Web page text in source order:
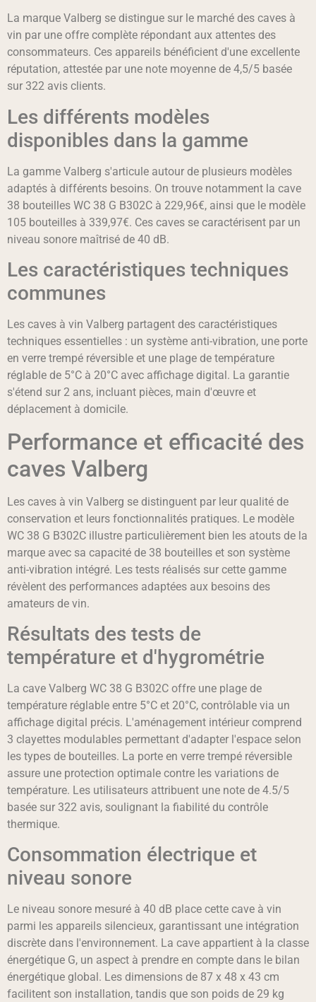
La marque Valberg se distingue sur le marché des caves à
vin par une offre complète répondant aux attentes des
consommateurs. Ces appareils bénéficient d'une excellente
réputation, attestée par une note moyenne de 4,5/5 basée
sur 322 avis clients.
Les différents modèles
disponibles dans la gamme
La gamme Valberg s'articule autour de plusieurs modèles
adaptés à différents besoins. On trouve notamment la cave
38 bouteilles WC 38 G B302C à 229,96€, ainsi que le modèle
105 bouteilles à 339,97€. Ces caves se caractérisent par un
niveau sonore maîtrisé de 40 dB.
Les caractéristiques techniques
communes
Les caves à vin Valberg partagent des caractéristiques
techniques essentielles : un système anti-vibration, une porte
en verre trempé réversible et une plage de température
réglable de 5°C à 20°C avec affichage digital. La garantie
s'étend sur 2 ans, incluant pièces, main d'œuvre et
déplacement à domicile.
Performance et efficacité des
caves Valberg
Les caves à vin Valberg se distinguent par leur qualité de
conservation et leurs fonctionnalités pratiques. Le modèle
WC 38 G B302C illustre particulièrement bien les atouts de la
marque avec sa capacité de 38 bouteilles et son système
anti-vibration intégré. Les tests réalisés sur cette gamme
révèlent des performances adaptées aux besoins des
amateurs de vin.
Résultats des tests de
température et d'hygrométrie
La cave Valberg WC 38 G B302C offre une plage de
température réglable entre 5°C et 20°C, contrôlable via un
affichage digital précis. L'aménagement intérieur comprend
3 clayettes modulables permettant d'adapter l'espace selon
les types de bouteilles. La porte en verre trempé réversible
assure une protection optimale contre les variations de
température. Les utilisateurs attribuent une note de 4.5/5
basée sur 322 avis, soulignant la fiabilité du contrôle
thermique.
Consommation électrique et
niveau sonore
Le niveau sonore mesuré à 40 dB place cette cave à vin
parmi les appareils silencieux, garantissant une intégration
discrète dans l'environnement. La cave appartient à la classe
énergétique G, un aspect à prendre en compte dans le bilan
énergétique global. Les dimensions de 87 x 48 x 43 cm
facilitent son installation, tandis que son poids de 29 kg